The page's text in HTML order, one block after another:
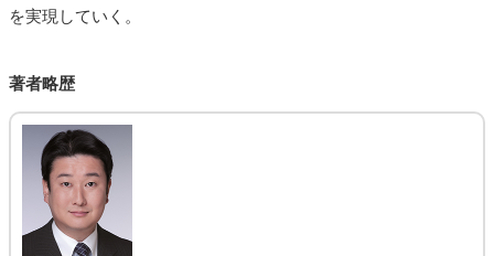
を実現していく。
著者略歴